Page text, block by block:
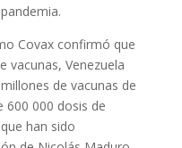
Covax confirmó que
vacunas, Venezuela
de vacunas de
600 000 dosis de
han sido